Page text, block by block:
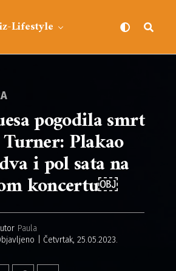
Lifestyle
pogodila smrt
Plakao
i pol sata na
koncertu￼
Paula
Četvrtak, 25.05.2023.